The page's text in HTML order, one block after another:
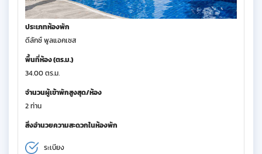
ประเภทห้องพัก
ดีลักซ์ พูลแอคเซส
พื้นที่ห้อง (ตร.ม.)
34.00 ตร.ม.
จำนวนผู้เข้าพักสูงสุด/ห้อง
2 ท่าน
สิ่งอำนวยความสะดวกในห้องพัก
ระเบียง